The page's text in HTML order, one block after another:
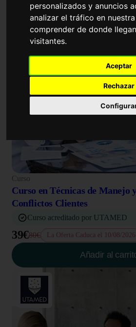
personalizados y anuncios
analizar el tráfico en
comprender de donde
visitantes.
Aceptar
Rechazar
Curso
Curso en Técnicas de Manejo
Conflictos Clientes
Curso acreditado por UTAMED
39€80€ La Oferta Caduca el 10/08/2026
Añadir al